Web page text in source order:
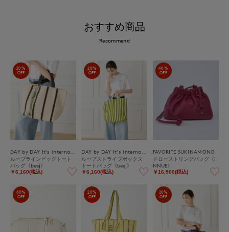
おすすめ商品
Recommend
20%
OFF
ループラインビッグトート
バッグ《beej》
￥6,160(税込)
20%
OFF
ループストライプボックス
トートバッグ《beej》
￥6,160(税込)
40%
OFF
FAVORITE SUKINAMONO
ドローストリングバッグ《I
NNUE》
￥16,500(税込)
60%
OFF
20%
OFF
20%
OFF